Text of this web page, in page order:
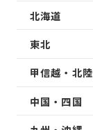
北海道
東北
甲信越・北陸
中国・四国